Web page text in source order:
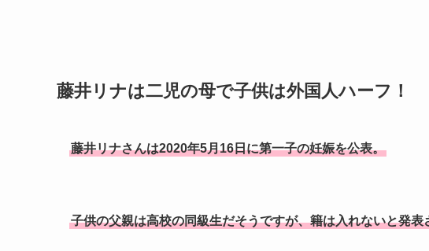
藤井リナは二児の母で子供は外国人ハーフ！
藤井リナさんは2020年5月16日に第一子の妊娠を公表。
子供の父親は高校の同級生だそうですが、籍は入れないと発表